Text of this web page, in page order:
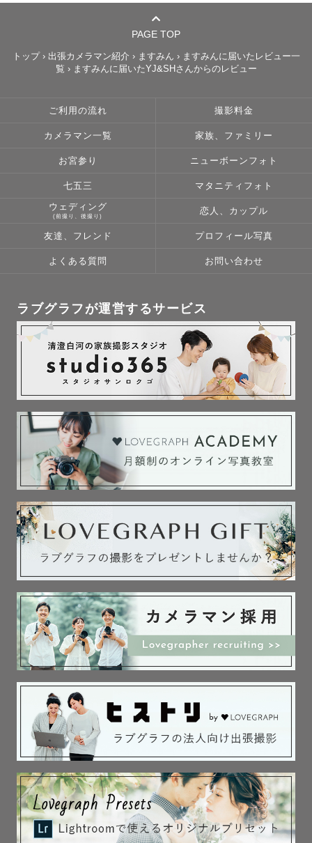
人の笑顔にはとても大きな力があると私は信じています。
笑っていると自分が楽しく幸せになるだけでなく、その場
の瞬間が、写真や動画などの他の媒体に残っていた時、そ
れを見た人が今度は幸せになる。そんな連鎖を作って行き
映像技術が進化を遂げ、写真が当たり前にある現在です
が、改めて一枚の写真に映る笑顔と幸せにそういった願い
を込めて撮影をしています。
なので！！
↑お二人と仲良くなって最高の笑顔を引き出します！！
😉めちゃ褒めます！！！
↑自己肯定感上がってめっちゃ笑顔になります！！
😄先導して楽しい雰囲気を作ります！！
↑一緒に楽しい思い出作りましょう！！
🥰こだわってポーズや表情の作り方を細かくお伝えしま
す！！
↑安心してお任せください！！
ゲスト様からは
「気さくな方で話しやすかったです！」
「楽しい雰囲気でお願いしてよかった！」
「打ち合わせの時からもう楽しみです！」
とよく言われます！！
しょう。
「こんな写真撮りたい」「このアイテムを使って撮りた
い」「理想の場所で記念写真を撮りたい」など、どんな希
望も大歓迎です！
💻打ち合わせ💻
事前にカメラマンの雰囲気を知れたら。。。と思ったこと
PAGE TOP
トップ› 出張カメラマン紹介 › ますみん › ますみんに届いたレビュー一
覧 › ますみんに届いたYJ&SHさんからのレビュー
ご利用の流れ 撮影料金
カメラマン一覧 家族、ファミリー
お宮参り ニューボーンフォト
七五三 マタニティフォト
ウェディング
(前撮り、後撮り)
恋人、カップル
友達、フレンド プロフィール写真
よくある質問 お問い合わせ
ラブグラフが運営するサービス